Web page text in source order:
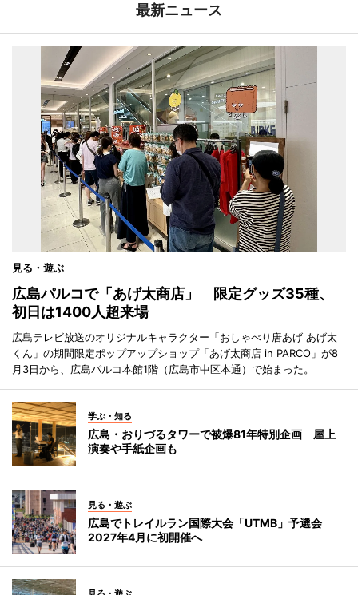
最新ニュース
見る・遊ぶ
広島パルコで「あげ太商店」 限定グッズ35種、
初日は1400人超来場
広島テレビ放送のオリジナルキャラクター「おしゃべり唐あげ あげ太
くん」の期間限定ポップアップショップ「あげ太商店 in PARCO」が8
月3日から、広島パルコ本館1階（広島市中区本通）で始まった。
学ぶ・知る
広島・おりづるタワーで被爆81年特別企画 屋上
演奏や手紙企画も
見る・遊ぶ
広島でトレイルラン国際大会「UTMB」予選会
2027年4月に初開催へ